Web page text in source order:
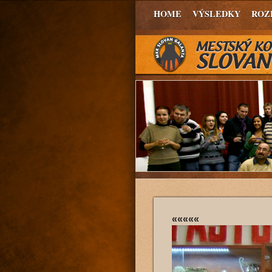
HOME VÝSLEDKY
«««««